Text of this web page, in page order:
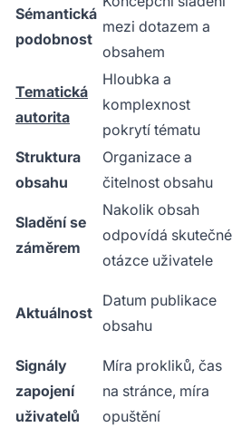
Sémantická
podobnost
mezi dotazem a
obsahem
Tematická
autorita
Hloubka a
komplexnost
pokrytí tématu
Struktura
obsahu
Organizace a
čitelnost obsahu
Sladění se
záměrem
Nakolik obsah
odpovídá skutečné
otázce uživatele
Aktuálnost
Datum publikace
obsahu
Signály
zapojení
uživatelů
Míra prokliků, čas
na stránce, míra
opuštění